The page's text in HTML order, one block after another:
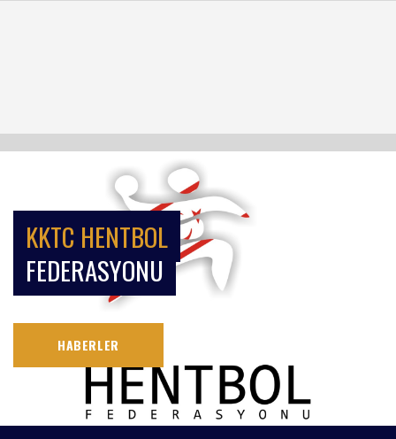
KKTC HENTBOL
FEDERASYONU
HABERLER